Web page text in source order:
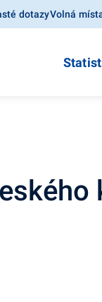
dotazyVolná